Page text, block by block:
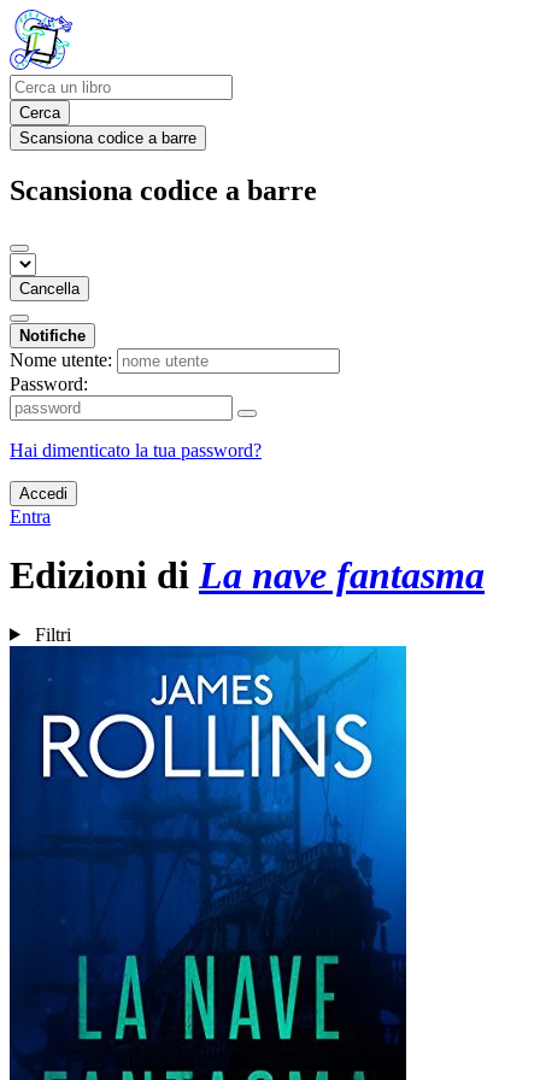
Cerca
Scansiona codice a barre
Scansiona codice a barre
Cancella
Notifiche
Nome utente:
Password:
Hai dimenticato la tua password?
Accedi
Entra
Edizioni diLa nave fantasma
Filtri